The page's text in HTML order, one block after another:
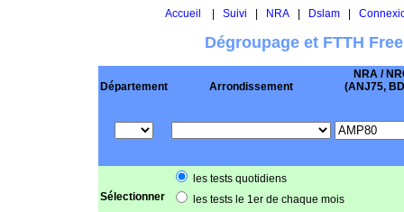
Accueil Suivi NRA| Dslam|
Dégroupage et FTTH
Département Arrondissement
NRA /
(ANJ75,
Sélectionner
les tests quotidiens
les tests le 1er de chaque mois